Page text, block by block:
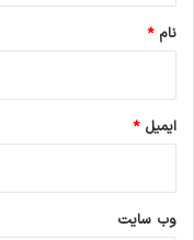
نام*
ایمیل*
وب‌ سایت